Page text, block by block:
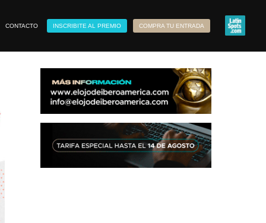
CONTACTO INSCRIBITE AL PREMIO COMPRA TU ENTRADA